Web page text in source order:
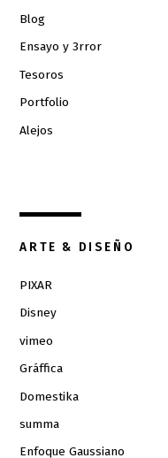
Blog
Ensayo y 3rror
Tesoros
Portfolio
Alejos
ARTE & DISEÑO
PIXAR
Disney
vimeo
Gráffica
Domestika
summa
Enfoque Gaussiano